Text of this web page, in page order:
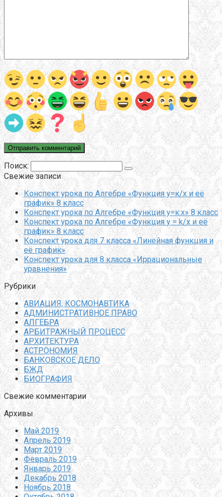
Поиск:
Свежие записи
Конспект урока по Алгебре «Функция у=к/х и её
график» 8 класс
Конспект урока по Алгебре «Функция у=к:х» 8 класс
Конспект урока по Алгебре «Функция y = k/x и её
график» 8 класс
Конспект урока для 7 класса «Линейная функция и
её график»
Конспект урока для 8 класса «Иррациональные
уравнения»
Рубрики
АВИАЦИЯ, КОСМОНАВТИКА
АДМИНИСТРАТИВНОЕ ПРАВО
АЛГЕБРА
АРБИТРАЖНЫЙ ПРОЦЕСС
АРХИТЕКТУРА
АСТРОНОМИЯ
БАНКОВСКОЕ ДЕЛО
БЖД
БИОГРАФИЯ
Свежие комментарии
Архивы
Май 2019
Апрель 2019
Март 2019
Февраль 2019
Январь 2019
Декабрь 2018
Ноябрь 2018